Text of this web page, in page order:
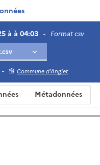
à à 04:03 - Format csv
- Commune d'Anglet
Métadonnées